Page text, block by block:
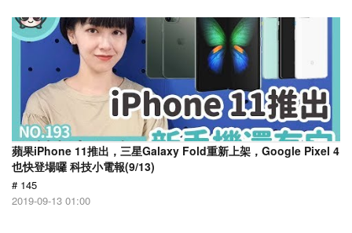
蘋果iPhone 11推出，三星Galaxy Fold重新上架，Google Pixel 4
也快登場囉 科技小電報(9/13)
# 145
2019-09-13 01:00